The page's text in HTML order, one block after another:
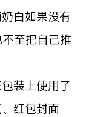
白如果没有
至把自己推
装上使用了
红包封面